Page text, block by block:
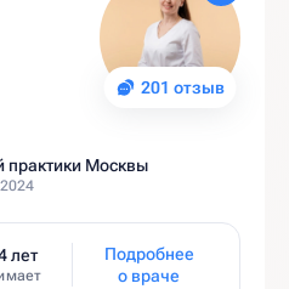
201 отзыв
Москвы
лет
Подробнее
о враче